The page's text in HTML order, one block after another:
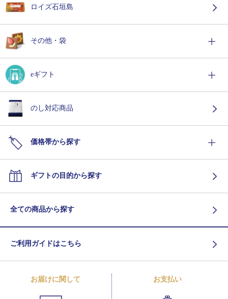
ロイズ石垣島
その他・袋
eギフト
のし対応商品
価格帯から探す
ギフトの目的から探す
全ての商品から探す
ご利用ガイドはこちら
お届けに関して お支払い